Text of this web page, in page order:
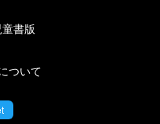
童書版
ついて